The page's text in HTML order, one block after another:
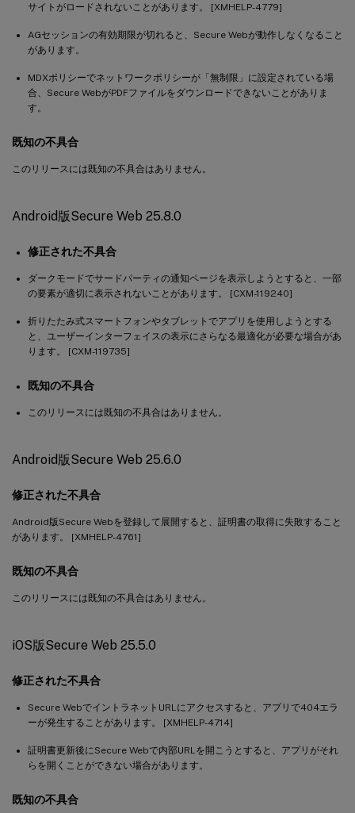
サイトがロードされないことがあります。 [XMHELP-4779]
AGセッションの有効期限が切れると、Secure Webが動作しなくなること
があります。
MDXポリシーでネットワークポリシーが「無制限」に設定されている場
合、Secure WebがPDFファイルをダウンロードできないことがありま
す。
既知の不具合
このリリースには既知の不具合はありません。
Android版Secure Web 25.8.0
修正された不具合
ダークモードでサードパーティの通知ページを表示しようとすると、一部
の要素が適切に表示されないことがあります。 [CXM-119240]
折りたたみ式スマートフォンやタブレットでアプリを使用しようとする
と、ユーザーインターフェイスの表示にさらなる最適化が必要な場合があ
ります。 [CXM-119735]
既知の不具合
このリリースには既知の不具合はありません。
Android版Secure Web 25.6.0
修正された不具合
Android版Secure Webを登録して展開すると、証明書の取得に失敗すること
があります。 [XMHELP-4761]
既知の不具合
このリリースには既知の不具合はありません。
iOS版Secure Web 25.5.0
修正された不具合
Secure WebでイントラネットURLにアクセスすると、アプリで404エラ
ーが発生することがあります。 [XMHELP-4714]
証明書更新後にSecure Webで内部URLを開こうとすると、アプリがそれ
らを開くことができない場合があります。
既知の不具合